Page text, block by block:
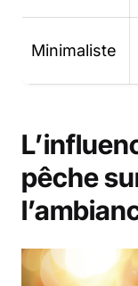
Minimaliste
pêche